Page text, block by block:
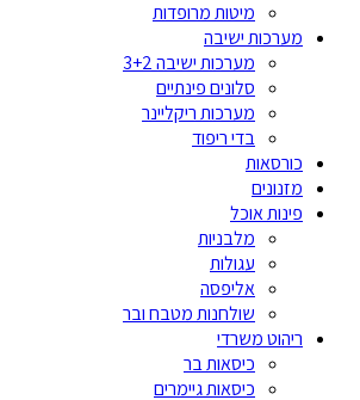
מיטות מרופדות
מערכות ישיבה
מערכות ישיבה 3+2
סלונים פינתיים
מערכות ריקליינר
בדי ריפוד
כורסאות
מזנונים
פינות אוכל
מלבניות
עגולות
אליפסה
שולחנות מטבח ובר
ריהוט משרדי
כיסאות בר
כיסאות גיימרים